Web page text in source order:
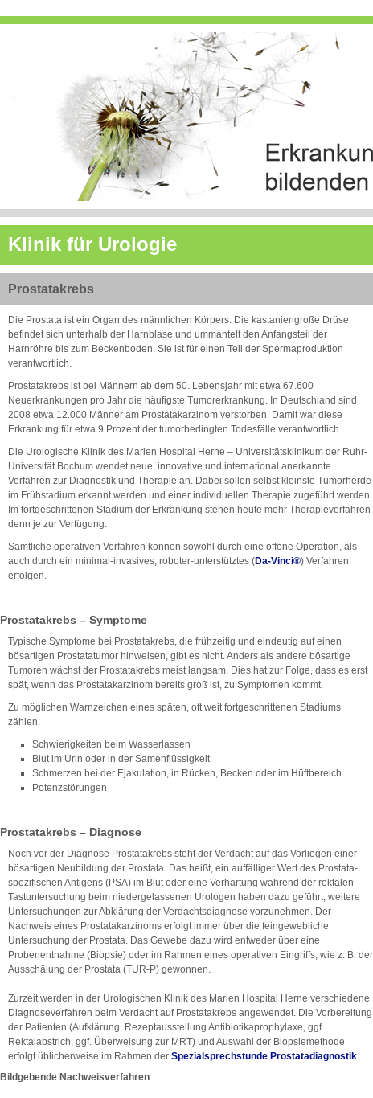
Klinik für Urologie
Prostatakrebs
Die Prostata ist ein Organ des männlichen Körpers. Die kastaniengroße Drüse
befindet sich unterhalb der Harnblase und ummantelt den Anfangsteil der
Harnröhre bis zum Beckenboden. Sie ist für einen Teil der Spermaproduktion
verantwortlich.
Prostatakrebs ist bei Männern ab dem 50. Lebensjahr mit etwa 67.600
Neuerkrankungen pro Jahr die häufigste Tumorerkrankung. In Deutschland sind
2008 etwa 12.000 Männer am Prostatakarzinom verstorben. Damit war diese
Erkrankung für etwa 9 Prozent der tumorbedingten Todesfälle verantwortlich.
Die Urologische Klinik des Marien Hospital Herne – Universitätsklinikum der Ruhr-
Universität Bochum wendet neue, innovative und international anerkannte
Verfahren zur Diagnostik und Therapie an. Dabei sollen selbst kleinste Tumorherde
im Frühstadium erkannt werden und einer individuellen Therapie zugeführt werden.
Im fortgeschrittenen Stadium der Erkrankung stehen heute mehr Therapieverfahren
denn je zur Verfügung.
Sämtliche operativen Verfahren können sowohl durch eine offene Operation, als
auch durch ein minimal-invasives, roboter-unterstütztes (Da-Vinci®) Verfahren
erfolgen.
Prostatakrebs – Symptome
Typische Symptome bei Prostatakrebs, die frühzeitig und eindeutig auf einen
bösartigen Prostatatumor hinweisen, gibt es nicht. Anders als andere bösartige
Tumoren wächst der Prostatakrebs meist langsam. Dies hat zur Folge, dass es erst
spät, wenn das Prostatakarzinom bereits groß ist, zu Symptomen kommt.
Zu möglichen Warnzeichen eines späten, oft weit fortgeschrittenen Stadiums
zählen:
Schwierigkeiten beim Wasserlassen
Blut im Urin oder in der Samenflüssigkeit
Schmerzen bei der Ejakulation, in Rücken, Becken oder im Hüftbereich
Potenzstörungen
Prostatakrebs – Diagnose
Noch vor der Diagnose Prostatakrebs steht der Verdacht auf das Vorliegen einer
bösartigen Neubildung der Prostata. Das heißt, ein auffälliger Wert des Prostata-
spezifischen Antigens (PSA) im Blut oder eine Verhärtung während der rektalen
Tastuntersuchung beim niedergelassenen Urologen haben dazu geführt, weitere
Untersuchungen zur Abklärung der Verdachtsdiagnose vorzunehmen. Der
Nachweis eines Prostatakarzinoms erfolgt immer über die feingewebliche
Untersuchung der Prostata. Das Gewebe dazu wird entweder über eine
Probenentnahme (Biopsie) oder im Rahmen eines operativen Eingriffs, wie z. B. der
Ausschälung der Prostata (TUR-P) gewonnen.
Zurzeit werden in der Urologischen Klinik des Marien Hospital Herne verschiedene
Diagnoseverfahren beim Verdacht auf Prostatakrebs angewendet. Die Vorbereitung
der Patienten (Aufklärung, Rezeptausstellung Antibiotikaprophylaxe, ggf.
Rektalabstrich, ggf. Überweisung zur MRT) und Auswahl der Biopsiemethode
erfolgt üblicherweise im Rahmen der Spezialsprechstunde Prostatadiagnostik.
Bildgebende Nachweisverfahren